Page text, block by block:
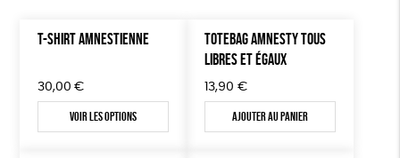
T-SHIRT AMNESTIENNE
30,00 €
Voir les options
TOTEBAG AMNESTY TOUS
LIBRES ET ÉGAUX
13,90 €
Ajouter au panier